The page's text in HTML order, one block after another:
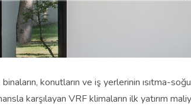
konutların ve iş yerlerinin ısıtma-
karşılayan VRF klimaların ilk yatırım